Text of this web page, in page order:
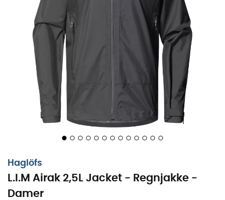
Haglöfs
L.I.M Airak 2,5L Jacket - Regnjakke -
Damer
justerbar kant
tilpasser denne jakke sig til alle dine
ønsker og alle vejrforhold. De
store forlommerer ikke
kun praktiske til at opbevare dine små nødvendigheder,
de fungerer også som sideventilation, så du kan holde
dig kølig uden besvær. Det er en sand teknologi i en
fjerlet vægt!
Uanset om du er en elsker af det store udendørs eller en
erfaren vandrer, garanterer
L.I.M Airak 2,5L Jacket
og præstation
. Den er designet til dem, der
ikke er bange for regnen, men foretrækker at udfordre
ogeffektivitet. Frygt ej, Moder Natur må
Meget let og åndbar
Hovedstof helt i vandtæt Pertex® Shield Revolve